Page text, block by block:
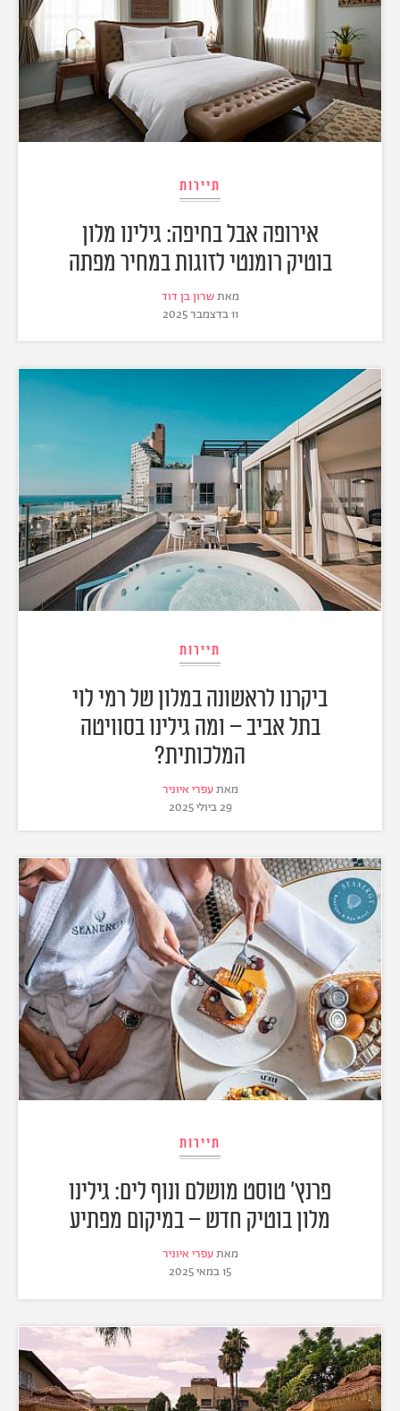
תיירות
אירופה אבל בחיפה: גילינו מלון
בוטיק רומנטי לזוגות במחיר מפתה
מאתשרון בן דוד
11 בדצמבר 2025
תיירות
ביקרנו לראשונה במלון של רמי לוי
בתל אביב – ומה גילינו בסוויטה
המלכותית?
מאתעפרי איוניר
29 ביולי 2025
תיירות
פרנץ' טוסט מושלם ונוף לים: גילינו
מלון בוטיק חדש – במיקום מפתיע
מאתעפרי איוניר
15 במאי 2025